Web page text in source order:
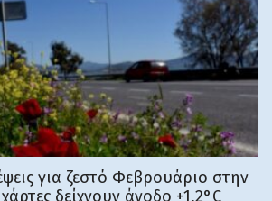
για ζεστό Φεβρουάριο στην
δείχνουν άνοδο +1,2°C